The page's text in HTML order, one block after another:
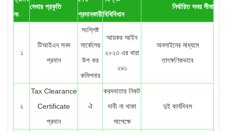
নং
সেবার প্রকৃতি
প্রদানকারীবিধিবিধান
নির্ধারিত সময় সীমা
১
টিআইএন সনদ
প্রদান
সংশ্লিষ্ট
সার্কেলের
উপ কর
কমিশনার
আয়কর আইন
২০২৩ এর ধারা
২৬১
অনলাইনের মাধ্যমে
তাৎক্ষণিকভাবে
২
Tax Clearance
Certificate
প্রদান
ঐ
করদদাতার নিকট
দাবী না থাকা
সাপেক্ষে
দুই কার্যদিবস